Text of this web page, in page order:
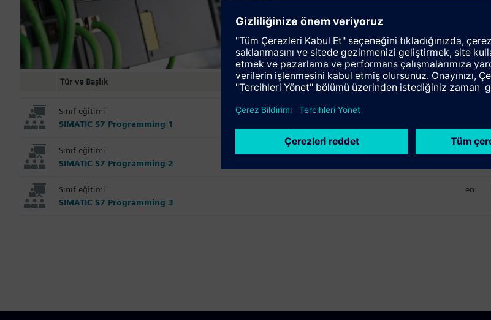
Tür ve Başlık Dil
Sınıf eğitimi
SIMATIC S7 Programming 1
Sınıf eğitimi
SIMATIC S7 Programming 2
Sınıf eğitimi
SIMATIC S7 Programming 3
en